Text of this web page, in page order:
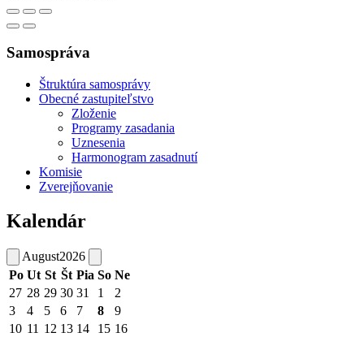
Samospráva
Štruktúra samosprávy
Obecné zastupiteľstvo
Zloženie
Programy zasadania
Uznesenia
Harmonogram zasadnutí
Komisie
Zverejňovanie
Kalendár
August2026
Po Ut St Št Pia So Ne
27 28 29 30 31 1
2
3
4 5 6 7 8
9
10 11 12 13 14 15 16